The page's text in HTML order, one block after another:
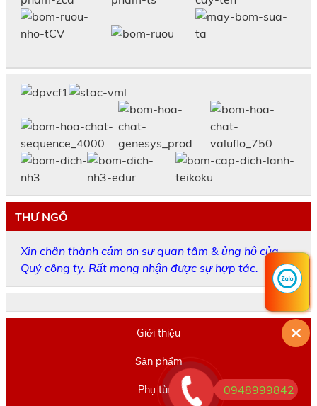
THƯ NGÕ
Xin chân thành cảm ơn sự quan tâm & ủng hộ của
Quý công ty. Rất mong nhận được sự hợp tác.
Giới thiệu
Sản phẩm
Phụ tùng 0948999842